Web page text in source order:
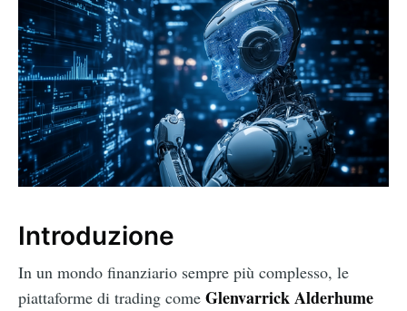
Introduzione
In un mondo finanziario sempre più complesso, le
piattaforme di trading come Glenvarrick Alderhume